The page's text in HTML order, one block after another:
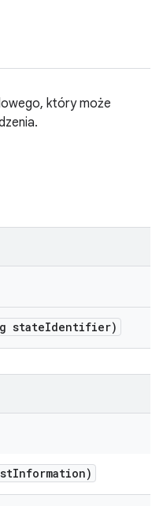
który może
stateIdentifier)
Information)